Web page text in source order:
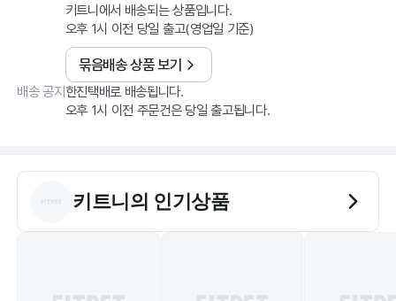
키트니에서 배송되는 상품입니다.
오후 1시 이전 당일 출고(영업일 기준)
묶음배송 상품 보기
배송 공지한진택배로 배송됩니다.
오후 1시 이전 주문건은 당일 출고됩니다.
키트니 의 인기상품